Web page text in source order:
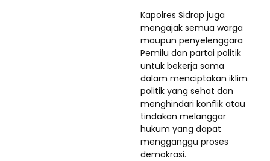
Kapolres Sidrap juga
mengajak semua warga
maupun penyelenggara
Pemilu dan partai politik
untuk bekerja sama
dalam menciptakan iklim
politik yang sehat dan
menghindari konflik atau
tindakan melanggar
hukum yang dapat
mengganggu proses
demokrasi.